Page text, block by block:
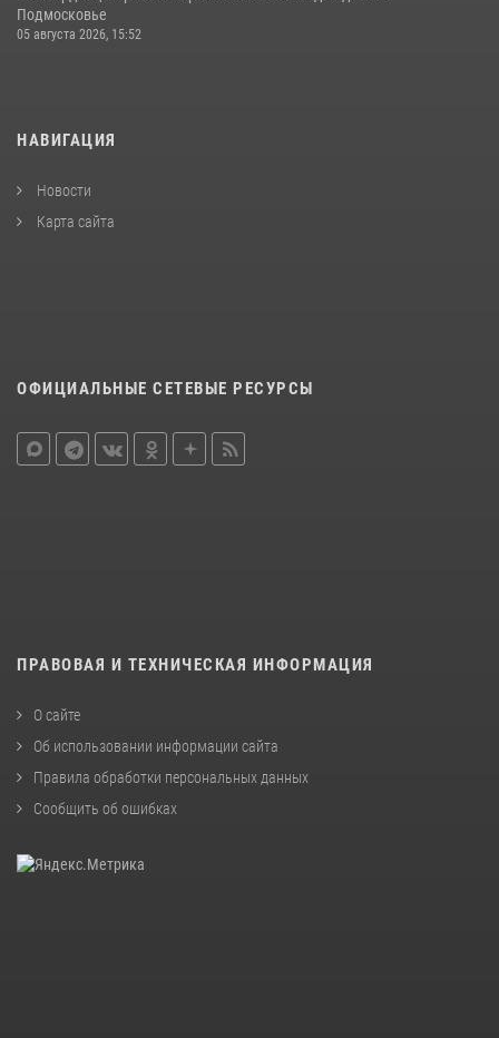
Подмосковье
05 августа 2026, 15:52
НАВИГАЦИЯ
Новости
Карта сайта
ОФИЦИАЛЬНЫЕ СЕТЕВЫЕ РЕСУРСЫ
ПРАВОВАЯ И ТЕХНИЧЕСКАЯ ИНФОРМАЦИЯ
О сайте
Об использовании информации сайта
Правила обработки персональных данных
Сообщить об ошибках